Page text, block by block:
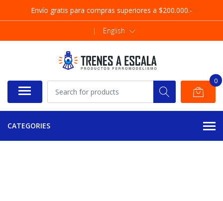
Envío gratis para compras superiores a $200.000.-
| English
0
CATEGORIES